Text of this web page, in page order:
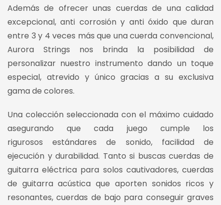
Además de ofrecer unas cuerdas de una calidad
excepcional, anti corrosión y anti óxido que duran
entre 3 y 4 veces más que una cuerda convencional,
Aurora Strings nos brinda la posibilidad de
personalizar nuestro instrumento dando un toque
especial, atrevido y único gracias a su exclusiva
gama de colores.
Una colección seleccionada con el máximo cuidado
asegurando que cada juego cumple los
rigurosos estándares de sonido, facilidad de
ejecución y durabilidad. Tanto si buscas cuerdas de
guitarra eléctrica para solos cautivadores, cuerdas
de guitarra acústica que aporten sonidos ricos y
resonantes, cuerdas de bajo para conseguir graves